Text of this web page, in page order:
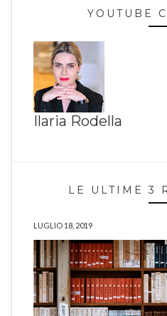
YOUTUBE
Ilaria Rodella
LE ULTIME 3
LUGLIO 18, 2019